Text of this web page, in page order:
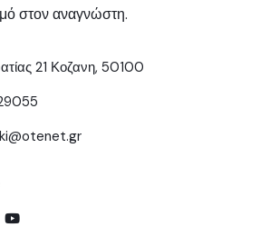
στον αναγνώστη.
21 Κοζανη, 50100